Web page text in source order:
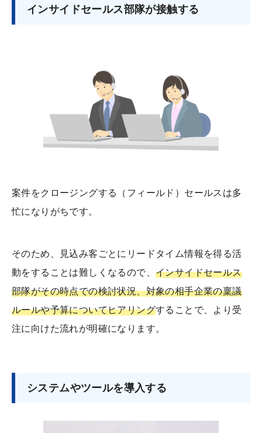
インサイドセールス部隊が接触する
案件をクロージングする（フィールド）セールスは多
忙になりがちです。
そのため、見込み客ごとにリードタイム情報を得る活
動をすることは難しくなるので、 インサイドセールス
部隊がその時点での検討状況、対象の相手企業の稟議
ルールや予算についてヒアリングすることで、より受
注に向けた流れが明確になります。
システムやツールを導入する